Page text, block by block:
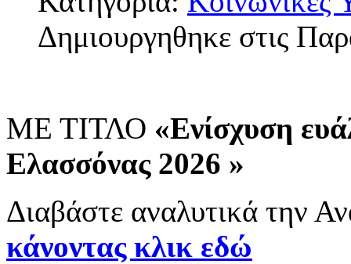
Δημιουργηθηκε στις
ΜΕ ΤΙΤΛΟ «Ενίσχυση
Ελασσόνας 2026 »
Διαβάστε αναλυτικά την
κάνοντας κλικ εδώ